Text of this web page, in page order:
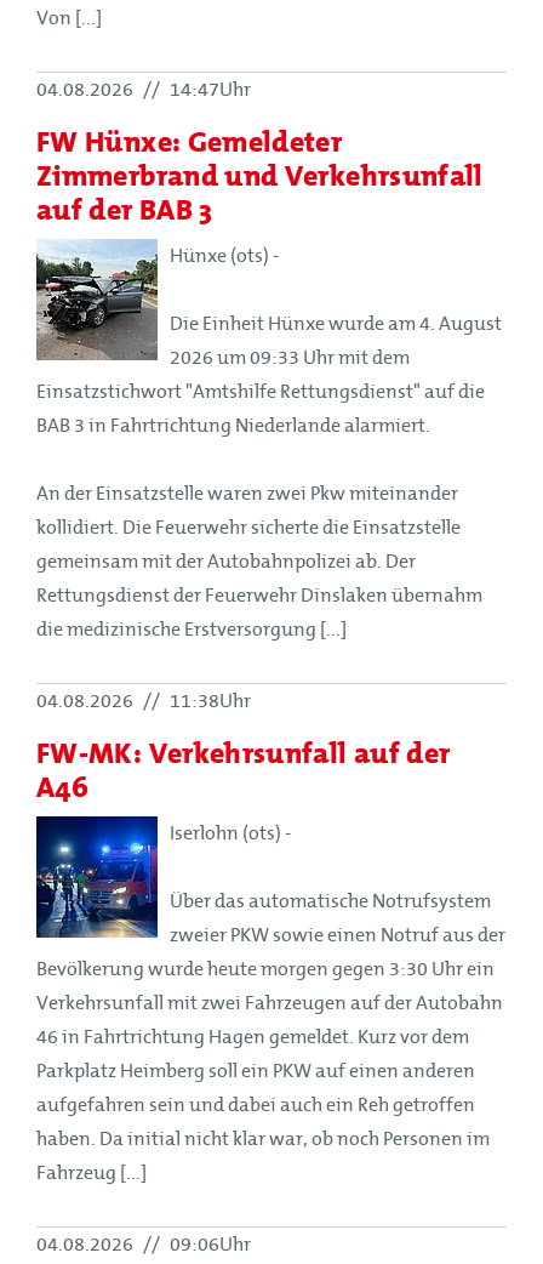
Von [...]
04.08.2026 // 14:47Uhr
FW Hünxe: Gemeldeter
Zimmerbrand und Verkehrsunfall
auf der BAB 3
Hünxe (ots) -
Die Einheit Hünxe wurde am 4. August
2026 um 09:33 Uhr mit dem
Einsatzstichwort "Amtshilfe Rettungsdienst" auf die
BAB 3 in Fahrtrichtung Niederlande alarmiert.
An der Einsatzstelle waren zwei Pkw miteinander
kollidiert. Die Feuerwehr sicherte die Einsatzstelle
gemeinsam mit der Autobahnpolizei ab. Der
Rettungsdienst der Feuerwehr Dinslaken übernahm
die medizinische Erstversorgung [...]
04.08.2026 // 11:38Uhr
FW-MK: Verkehrsunfall auf der
A46
Iserlohn (ots) -
Über das automatische Notrufsystem
zweier PKW sowie einen Notruf aus der
Bevölkerung wurde heute morgen gegen 3:30 Uhr ein
Verkehrsunfall mit zwei Fahrzeugen auf der Autobahn
46 in Fahrtrichtung Hagen gemeldet. Kurz vor dem
Parkplatz Heimberg soll ein PKW auf einen anderen
aufgefahren sein und dabei auch ein Reh getroffen
haben. Da initial nicht klar war, ob noch Personen im
Fahrzeug [...]
04.08.2026 // 09:06Uhr